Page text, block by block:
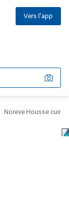
Vers l'app
Noreve Housse cuir